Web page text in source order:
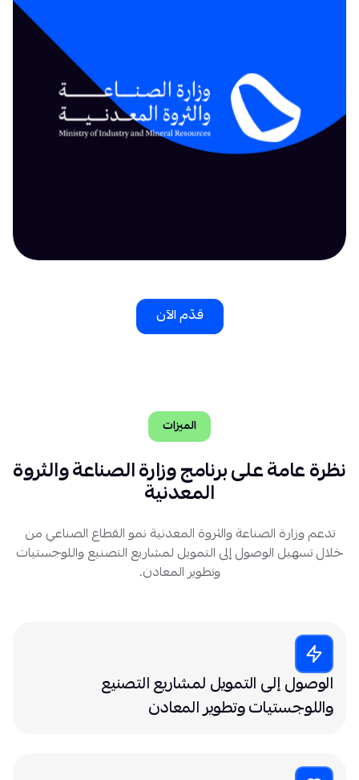
قدّم الآن
الميزات
نظرة عامة على برنامج وزارة الصناعة والثروة
المعدنية
تدعم وزارة الصناعة والثروة المعدنية نمو القطاع الصناعي من
خلال تسهيل الوصول إلى التمويل لمشاريع التصنيع واللوجستيات
وتطوير المعادن.
الوصول إلى التمويل لمشاريع التصنيع
واللوجستيات وتطوير المعادن